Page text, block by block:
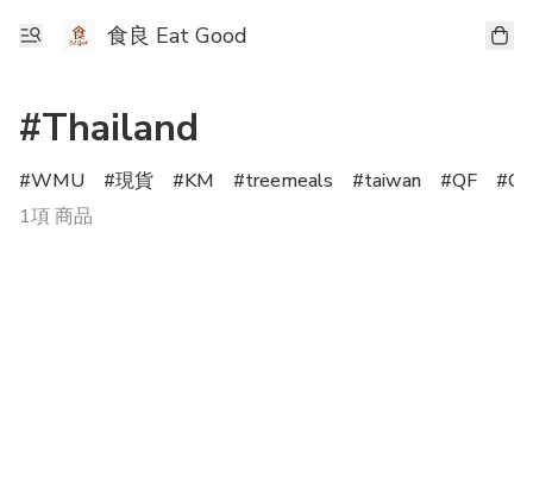
食良 Eat Good
#Thailand
WMU 現貨 KM treemeals taiwan QF
1項 商品